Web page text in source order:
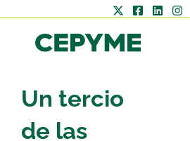
Un tercio
de las